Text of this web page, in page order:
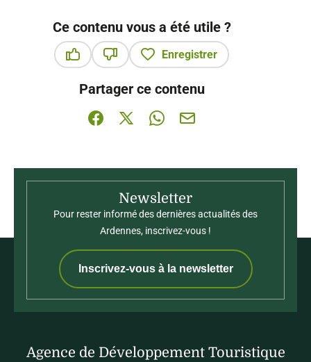
Ce contenu vous a été utile ?
Enregistrer
Partager ce contenu
Partager sur Facebook (nouvelle fenêtre)
Partager sur X / Twitter (nouvelle
Partager sur WhatsApp
Partager par mail
Newsletter
Pour rester informé des dernières actualités des
Ardennes, inscrivez-vous !
Inscrivez-vous à la newsletter
Agence de Développement Touristique